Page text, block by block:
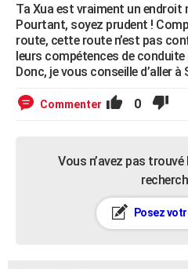
Ta Xua est vraiment un endroit
Pourtant, soyez prudent !
route, cette route n’est pas
leurs compétences de conduite
Donc, je vous conseille d’aller à
Commenter 0
Vous n’avez pas
Posez